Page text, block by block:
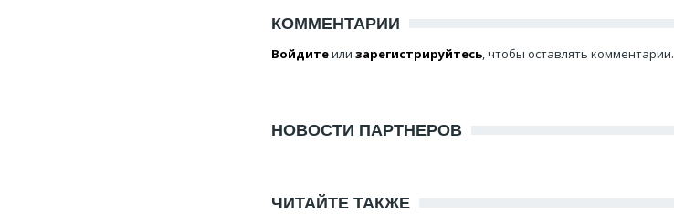
КОММЕНТАРИИ
Войдитеили зарегистрируйтесь, чтобы оставлять комментарии.
НОВОСТИ ПАРТНЕРОВ
ЧИТАЙТЕ ТАКЖЕ